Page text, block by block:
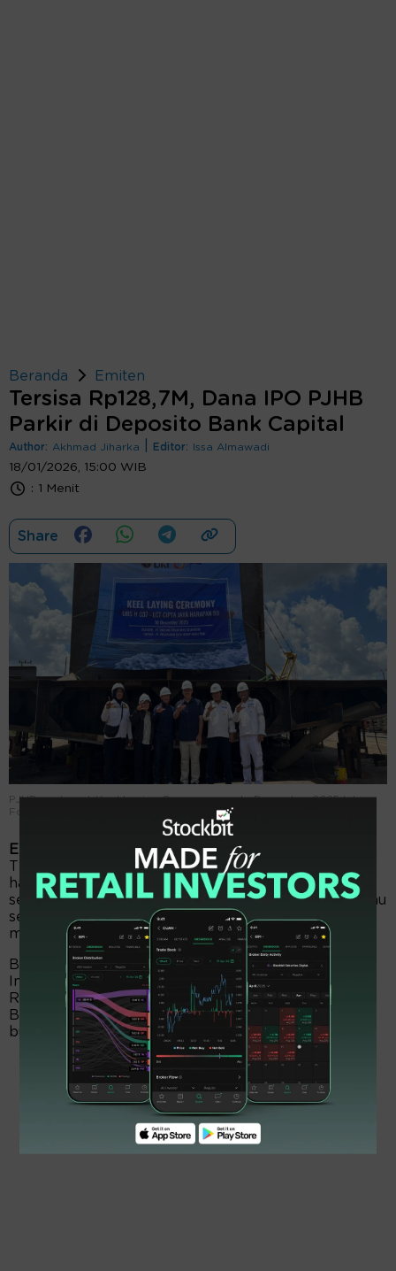
Beranda Emiten
Tersisa Rp128,7M, Dana IPO PJHB
Parkir di Deposito Bank Capital
Author: Akhmad Jiharka Editor: Issa Almawadi
18/01/2026, 15:00 WIB
: 1 Menit
Share
PJHB saat saat Keel Laying Ceremony pada Desember 2025 lalu.
Foto: Istimewa.
EmitenNews.com - PT Pelayaran Jaya Hidup Baru
Tbk (PJHB) baru merealisasikan penggunaan dana
hasil penawaran umum perdana saham (IPO)
sebesar Rp25,8 miliar hingga 31 Desember 2025, atau
sekitar 20 persen dari total dana IPO senilai Rp154,5
miliar.
Berdasarkan keterbukaan informasi di Bursa Efek
Indonesia (BEI), Rabu (14/1), sisa dana IPO sebesar
Rp128,73 miliar masih ditempatkan seluruhnya di PT
Bank Capital Indonesia Tbk (BACA) dengan tingkat
bunga 7 persen per tahun.